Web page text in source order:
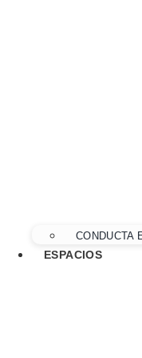
CONDUCTA
ESPACIOS